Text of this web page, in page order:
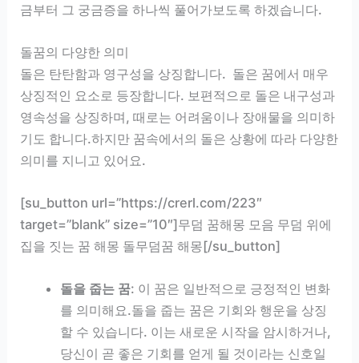
금부터 그 궁금증을 하나씩 풀어가보도록 하겠습니다.
돌꿈의 다양한 의미
돌은 탄탄함과 영구성을 상징합니다. 돌은 꿈에서 매우
상징적인 요소로 등장합니다. 보편적으로 돌은 내구성과
영속성을 상징하며, 때로는 어려움이나 장애물을 의미하
기도 합니다.하지만 꿈속에서의 돌은 상황에 따라 다양한
의미를 지니고 있어요.
[su_button url=”https://crerl.com/223″
target=”blank” size=”10″]무덤 꿈해몽 모음 무덤 위에
집을 짓는 꿈 해몽 돌무덤꿈 해몽[/su_button]
돌을 줍는 꿈: 이 꿈은 일반적으로 긍정적인 변화
를 의미해요.돌을 줍는 꿈은 기회와 행운을 상징
할 수 있습니다. 이는 새로운 시작을 암시하거나,
당신이 곧 좋은 기회를 얻게 될 것이라는 신호일